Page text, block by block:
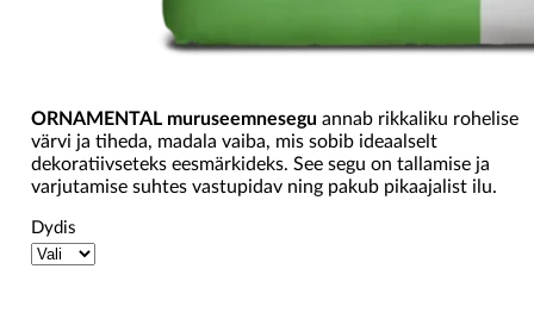
ORNAMENTAL muruseemnesegu annab rikkaliku rohelise
värvi ja tiheda, madala vaiba, mis sobib ideaalselt
dekoratiivseteks eesmärkideks. See segu on tallamise ja
varjutamise suhtes vastupidav ning pakub pikaajalist ilu.
Dydis